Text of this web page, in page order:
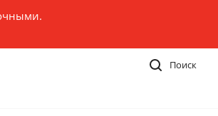
Поиск